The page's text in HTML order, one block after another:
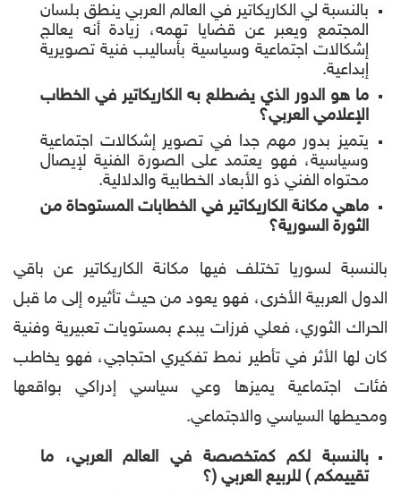
بالنسبة لي الكاريكاتير في العالم العربي ينطق بلسان
المجتمع ويعبر عن قضايا تهمه، زيادة أنه يعالج
إشكالات اجتماعية وسياسية بأساليب فنية تصويرية
إبداعية.
ما هو الدور الذي يضطلع به الكاريكاتير في الخطاب
الإعلامي العربي؟
يتميز بدور مهم جدا في تصوير إشكالات اجتماعية
وسياسية، فهو يعتمد على الصورة الفنية لإيصال
محتواه الفني ذو الأبعاد الخطابية والدلالية.
ماهي مكانة الكاريكاتير في الخطابات المستوحاة من
الثورة السورية؟
بالنسبة لسوريا تختلف فيها مكانة الكاريكاتير عن باقي
الدول العربية الأخرى، فهو يعود من حيث تأثيره إلى ما قبل
الحراك الثوري، فعلي فرزات يبدع بمستويات تعبيرية وفنية
كان لها الأثر في تأطير نمط تفكيري احتجاجي، فهو يخاطب
فئات اجتماعية يميزها وعي سياسي إدراكي بواقعها
ومحيطها السياسي والاجتماعي.
بالنسبة لكم كمتخصصة في العالم العربي، ما
تقييمكم ) للربيع العربي (؟